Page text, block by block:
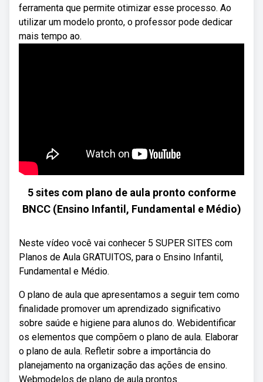
ferramenta que permite otimizar esse processo. Ao
utilizar um modelo pronto, o professor pode dedicar
mais tempo ao.
5 sites com plano de aula pronto conforme
BNCC (Ensino Infantil, Fundamental e Médio)
Neste vídeo você vai conhecer 5 SUPER SITES com
Planos de Aula GRATUITOS, para o Ensino Infantil,
Fundamental e Médio.
O plano de aula que apresentamos a seguir tem como
finalidade promover um aprendizado significativo
sobre saúde e higiene para alunos do. Webidentificar
os elementos que compõem o plano de aula. Elaborar
o plano de aula. Refletir sobre a importância do
planejamento na organização das ações de ensino.
Webmodelos de plano de aula prontos.